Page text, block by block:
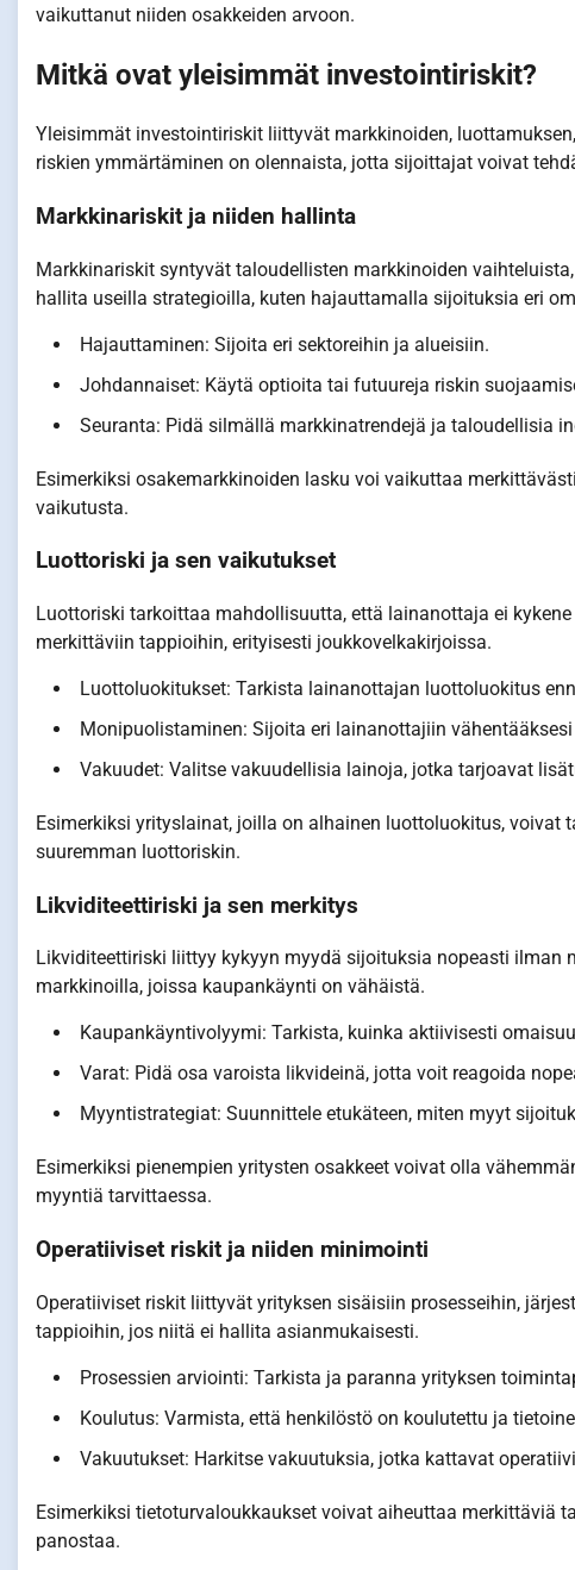
vaikuttanut niiden osakkeiden arvoon.
Mitkä ovat yleisimmät investointiriskit?
Yleisimmät investointiriskit liittyvät markkinoiden,
riskien ymmärtäminen on olennaista, jotta sijoittajat voivat
Markkinariskit ja niiden hallinta
Markkinariskit syntyvät taloudellisten markkinoiden
hallita useilla strategioilla, kuten hajauttamalla sijoituksia eri
Hajauttaminen: Sijoita eri sektoreihin ja alueisiin.
Johdannaiset: Käytä optioita tai futuureja riskin
Seuranta: Pidä silmällä markkinatrendejä ja taloudellisia
Esimerkiksi osakemarkkinoiden lasku voi vaikuttaa
vaikutusta.
Luottoriski ja sen vaikutukset
Luottoriski tarkoittaa mahdollisuutta, että lainanottaja ei
merkittäviin tappioihin, erityisesti joukkovelkakirjoissa.
Luottoluokitukset: Tarkista lainanottajan luottoluokitus
Monipuolistaminen: Sijoita eri lainanottajiin
Vakuudet: Valitse vakuudellisia lainoja, jotka tarjoavat
Esimerkiksi yrityslainat, joilla on alhainen luottoluokitus,
suuremman luottoriskin.
Likviditeettiriski ja sen merkitys
Likviditeettiriski liittyy kykyyn myydä sijoituksia nopeasti ilman
markkinoilla, joissa kaupankäynti on vähäistä.
Kaupankäyntivolyymi: Tarkista, kuinka aktiivisesti
Varat: Pidä osa varoista likvideinä, jotta voit reagoida
Myyntistrategiat: Suunnittele etukäteen, miten myyt
Esimerkiksi pienempien yritysten osakkeet voivat olla
myyntiä tarvittaessa.
Operatiiviset riskit ja niiden minimointi
Operatiiviset riskit liittyvät yrityksen sisäisiin prosesseihin,
tappioihin, jos niitä ei hallita asianmukaisesti.
Prosessien arviointi: Tarkista ja paranna yrityksen
Koulutus: Varmista, että henkilöstö on koulutettu ja
Vakuutukset: Harkitse vakuutuksia, jotka kattavat
Esimerkiksi tietoturvaloukkaukset voivat aiheuttaa merkittäviä
panostaa.